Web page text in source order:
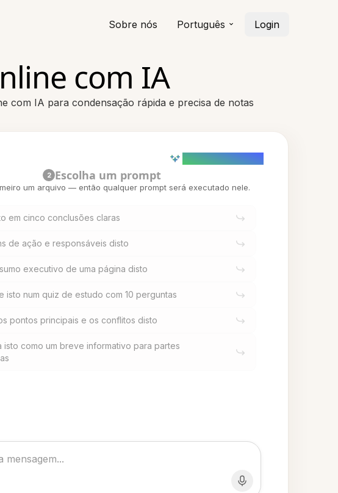
Sobre nós Português Login
com IA
com IA para condensação rápida e precisa de notas
2 Escolha um prompt
um arquivo — então qualquer prompt será executado nele.
em cinco conclusões claras
de ação e responsáveis disto
executivo de uma página disto
isto num quiz de estudo com 10 perguntas
pontos principais e os conflitos disto
isto como um breve informativo para partes